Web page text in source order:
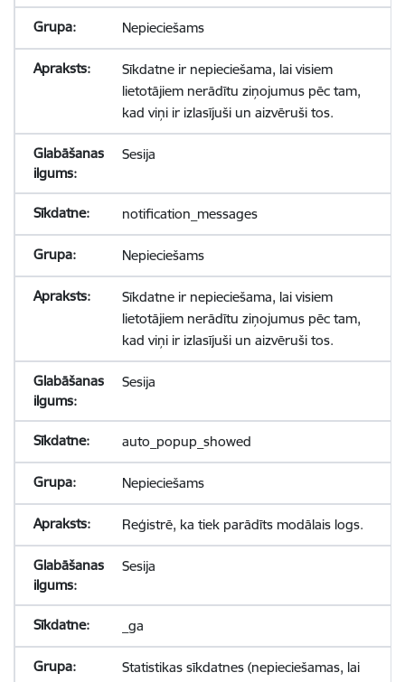
Nepieciešams
Sīkdatne ir nepieciešama, lai visiem
lietotājiem nerādītu ziņojumus pēc tam,
kad viņi ir izlasījuši un aizvēruši tos.
Sesija
notification_messages
Nepieciešams
Sīkdatne ir nepieciešama, lai visiem
lietotājiem nerādītu ziņojumus pēc tam,
kad viņi ir izlasījuši un aizvēruši tos.
Sesija
auto_popup_showed
Nepieciešams
Reģistrē, ka tiek parādīts modālais logs.
Sesija
_ga
Statistikas sīkdatnes (nepieciešamas, lai